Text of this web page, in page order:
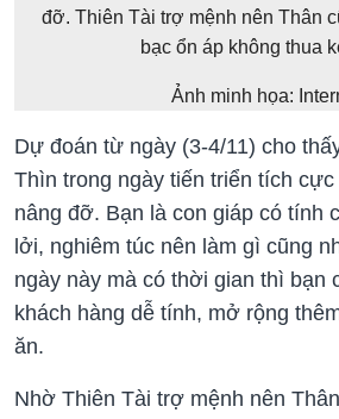
đỡ. Thiên Tài trợ mệnh nên Thân
bạc ổn áp không thua
Ảnh minh họa:
Dự đoán từ ngày (3-4/11) cho
Thìn trong ngày tiến triển tích
nâng đỡ. Bạn là con giáp có tính
lởi, nghiêm túc nên làm gì cũng
ngày này mà có thời gian thì bạn
khách hàng dễ tính, mở rộng
ăn.
Nhờ Thiên Tài trợ mệnh nên